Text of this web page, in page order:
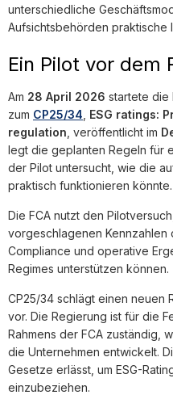
unterschiedliche
Aufsichtsbehörden praktische
Ein Pilot vor dem
Am 28 April 2026 startete die
zum CP25/34 ESG ratings:
regulation , veröffentlicht im
legt die geplanten Regeln für
der Pilot untersucht, wie die
praktisch funktionieren könnte.
Die FCA nutzt den
vorgeschlagenen Kennzahlen
Compliance und operative
Regimes unterstützen können.
CP25/34 schlägt einen neuen
vor. Die Regierung ist für die
Rahmens der FCA zuständig,
die Unternehmen entwickelt.
Gesetze erlässt, um ESG-
einzubeziehen.